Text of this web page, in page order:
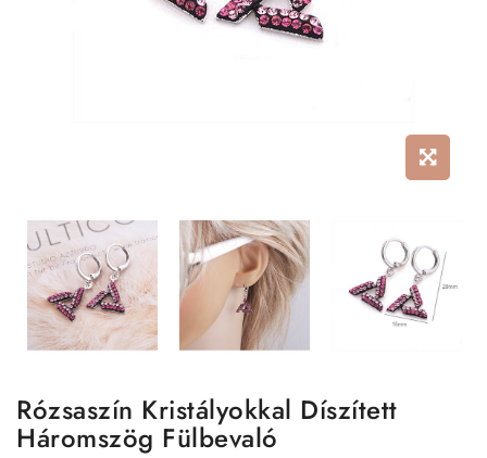
Rózsaszín Kristályokkal Díszített
Háromszög Fülbevaló